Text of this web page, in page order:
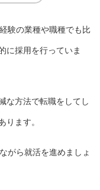
験の業種や職種でも比
に採用を行っていま
な方法で転職をしてし
ります。
がら就活を進めましょ